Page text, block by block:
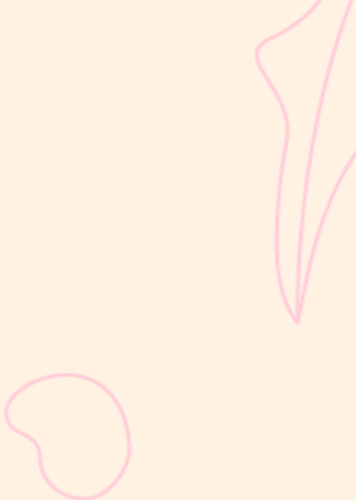
dalam masa 1000 Hari Pertama Kehidupan (HPK). Pada tahap ini,
perkembangan si Kecil berlangsung sangat pesat, mulai dari
kemampuan berjalan, berbicara, hingga berinteraksi dengan orang
Selain berat badan, tinggi badan menjadi salah satu indikator
utama untuk menilai apakah tumbuh kembang si Kecil berjalan